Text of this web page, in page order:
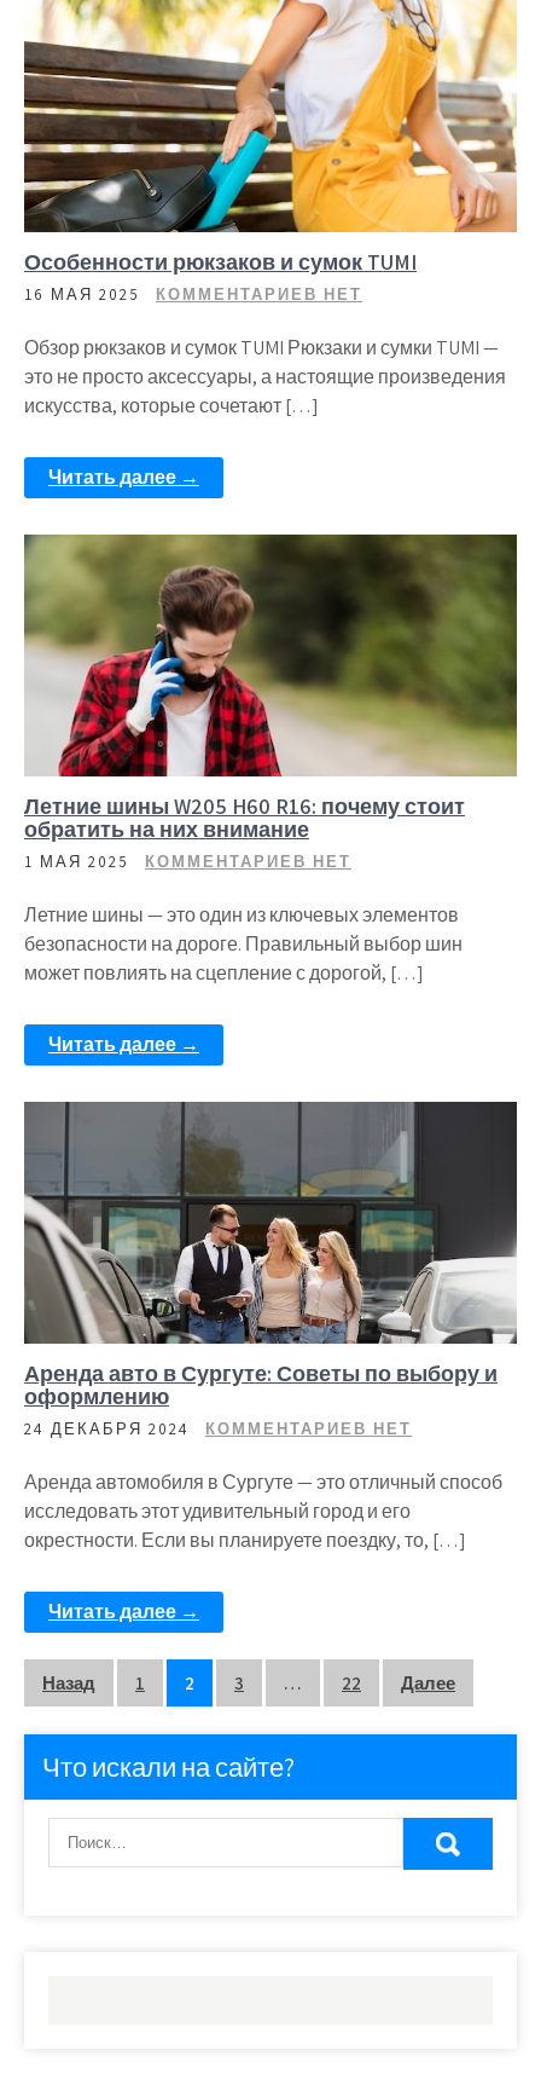
Особенности рюкзаков и сумок TUMI
16 МАЯ 2025 КОММЕНТАРИЕВ НЕТ
Обзор рюкзаков и сумок TUMI Рюкзаки и сумки TUMI —
это не просто аксессуары, а настоящие произведения
искусства, которые сочетают […]
Читать далее →
Летние шины W205 H60 R16: почему стоит
обратить на них внимание
1 МАЯ 2025 КОММЕНТАРИЕВ НЕТ
Летние шины — это один из ключевых элементов
безопасности на дороге. Правильный выбор шин
может повлиять на сцепление с дорогой, […]
Читать далее →
Аренда авто в Сургуте: Советы по выбору и
оформлению
24 ДЕКАБРЯ 2024 КОММЕНТАРИЕВ НЕТ
Аренда автомобиля в Сургуте — это отличный способ
исследовать этот удивительный город и его
окрестности. Если вы планируете поездку, то, […]
Читать далее →
Пагинация
записей
Назад 1 2 3 … 22 Далее
Что искали на сайте?